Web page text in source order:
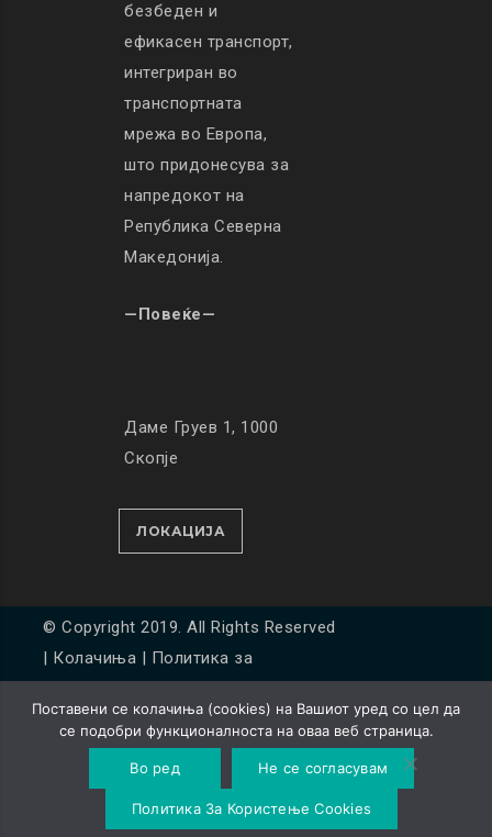
безбеден и
ефикасен транспорт,
интегриран во
транспортната
мрежа во Европа,
што придонесува за
напредокот на
Република Северна
Македонија.
—Повеќе—
Даме Груев 1, 1000
Скопје
ЛОКАЦИЈА
© Copyright 2019. All Rights Reserved
| Колачиња | Политика за
Developed byUnet
Поставени се колачиња (cookies) на Вашиот уред со цел да
се подобри функционалноста на оваа веб страница.
Во ред Не се согласувам
Политика За Користење Cookies